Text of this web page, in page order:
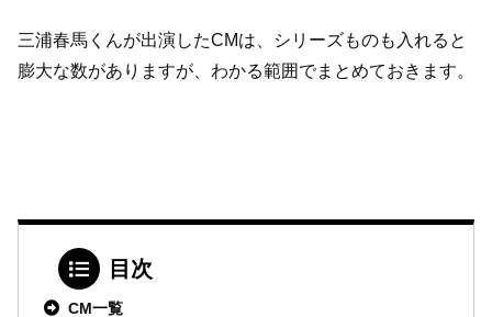
三浦春馬くんが出演したCMは、シリーズものも入れると
膨大な数がありますが、わかる範囲でまとめておきます。
目次
CM一覧